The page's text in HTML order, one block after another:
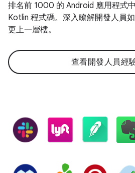
排名前 1000 的 Android 應用程式
Kotlin 程式碼。深入瞭解開發人員
更上一層樓。
查看開發人員經